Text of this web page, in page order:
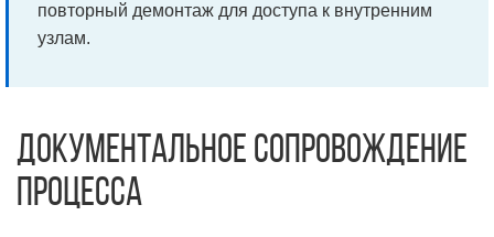
повторный демонтаж для доступа к внутренним
узлам.
Документальное сопровождение
процесса